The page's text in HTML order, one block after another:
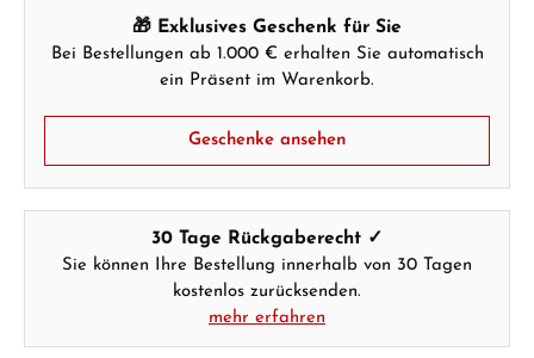
Hersteller- & Produktsicherheit
🎁 Exklusives Geschenk für Sie
Bei Bestellungen ab 1.000 € erhalten Sie automatisch
ein Präsent im Warenkorb.
Geschenke ansehen
30 Tage Rückgaberecht ✓
Sie können Ihre Bestellung innerhalb von 30 Tagen
kostenlos zurücksenden.
mehr erfahren